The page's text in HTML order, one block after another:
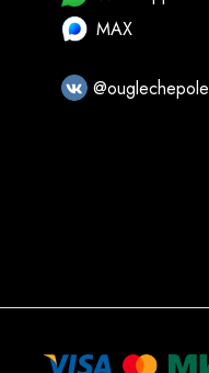
MAX
@ouglechepole